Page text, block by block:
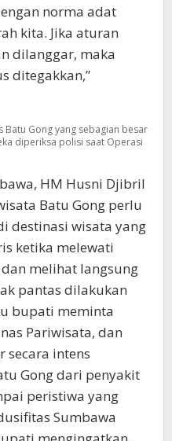
norma adat
kita. Jika aturan
dilanggar, maka
ditegakkan,”
Batu Gong yang sebagian besar
diperiksa polisi saat Operasi
HM Husni Djibril
Batu Gong perlu
destinasi wisata yang
ketika melewati
melihat langsung
pantas dilakukan
bupati meminta
Pariwisata, dan
secara intens
Gong dari penyakit
peristiwa yang
Sumbawa